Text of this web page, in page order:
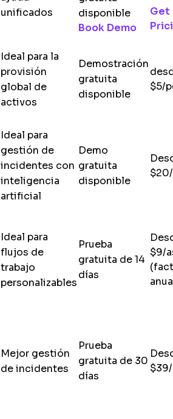
unificados
disponible
Book Demo
Get
Ideal para la
provisión
global de
activos
Demostración
gratuita
disponible
$5/
Ideal para
gestión de
incidentes con
inteligencia
artificial
Demo
gratuita
disponible
Ideal para
flujos de
trabajo
personalizables
Prueba
gratuita de 14
días
$9/
Mejor gestión
de incidentes
Prueba
gratuita de 30
días